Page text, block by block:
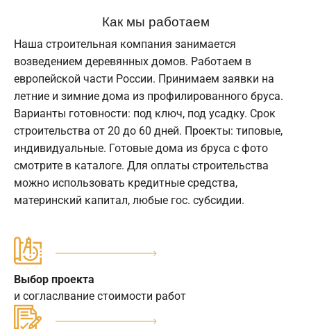
Как мы работаем
Наша строительная компания занимается
возведением деревянных домов. Работаем в
европейской части России. Принимаем заявки на
летние и зимние дома из профилированного бруса.
Варианты готовности: под ключ, под усадку. Срок
строительства от 20 до 60 дней. Проекты: типовые,
индивидуальные. Готовые дома из бруса с фото
смотрите в каталоге. Для оплаты строительства
можно использовать кредитные средства,
материнский капитал, любые гос. субсидии.
Выбор проекта
и согласлвание стоимости работ